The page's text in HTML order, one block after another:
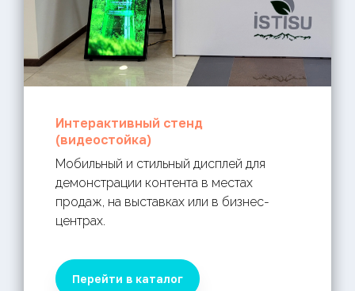
Интерактивный стенд
(видеостойка)
Мобильный и стильный дисплей для
демонстрации контента в местах
продаж, на выставках или в бизнес-
центрах.
Перейти в каталог